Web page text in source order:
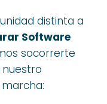
distinta a
Software
socorrerte